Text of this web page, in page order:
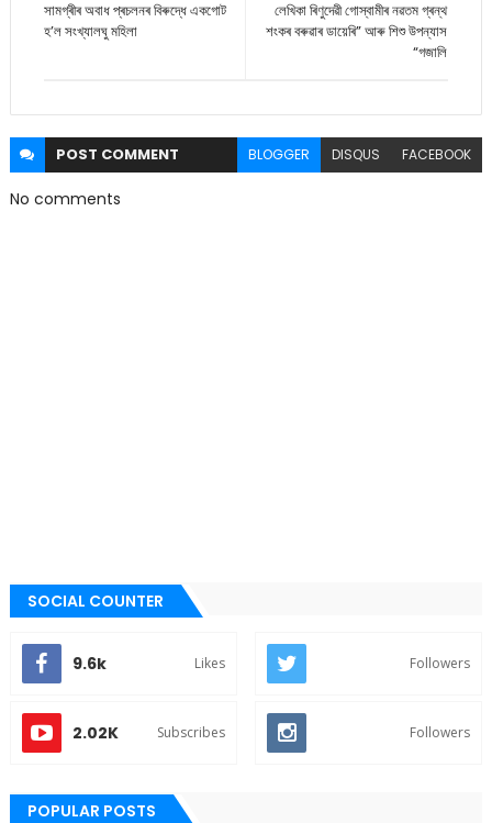
লেখিকা ৰিণুদেৱী গোস্বামীৰ নৱতম গ্ৰন্থ
শংকৰ বৰুৱাৰ ডায়েৰি” আৰু শিশু উপন্যাস
“গজালি
সামগ্ৰীৰ অবাধ প্ৰচলনৰ বিৰুদ্ধে একগোট
হ’ল সংখ্যালঘু মহিলা
POST COMMENT BLOGGER DISQUS FACEBOOK
No comments
SOCIAL COUNTER
9.6k Likes Followers
2.02K Subscribes Followers
POPULAR POSTS